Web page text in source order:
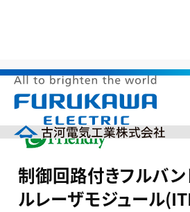
製品情報
研究開発
HOME > サステナビリティ > 環境調和製品
付きフルバンドチューナブルレーザモジュール(ITLA)
制御回路付きフルバン
ルレーザモジュール